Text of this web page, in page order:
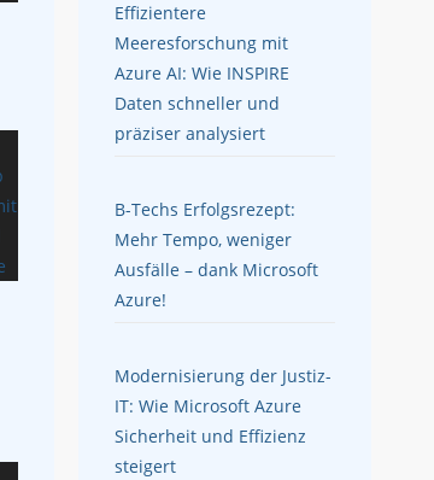
Effizientere
Meeresforschung mit
Azure AI: Wie INSPIRE
Daten schneller und
präziser analysiert
B-Techs Erfolgsrezept:
Mehr Tempo, weniger
Ausfälle – dank Microsoft
Azure!
Modernisierung der Justiz-
IT: Wie Microsoft Azure
Sicherheit und Effizienz
steigert